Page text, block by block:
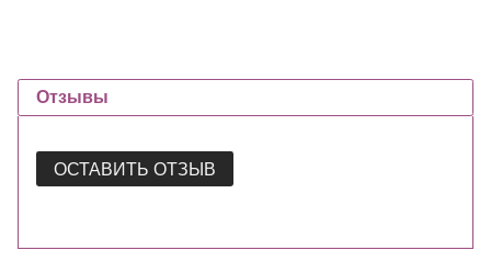
Отзывы
ОСТАВИТЬ ОТЗЫВ